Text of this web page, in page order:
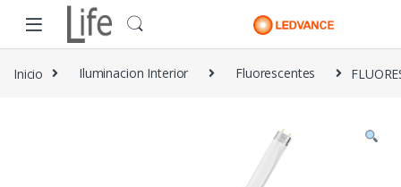
Skip to navigation
Skip to content
Inicio Iluminacion Interior Fluorescentes